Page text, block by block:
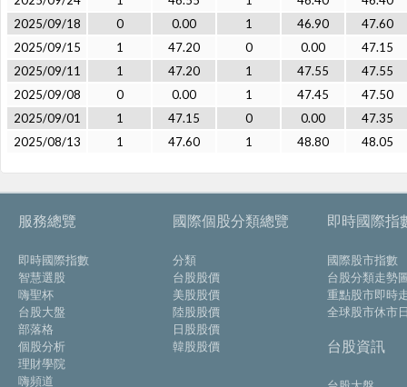
2025/09/18
0 0.00 1 46.90
47.60
2025/09/15
1 47.20 0 0.00
47.15
2025/09/11
1 47.20 1 47.55
47.55
2025/09/08
0 0.00 1 47.45
47.50
2025/09/01
1 47.15 0 0.00
47.35
2025/08/13
1 47.60 1 48.80 48.05
服務總覽
即時國際指數
智慧選股
嗨聖杯
台股大盤
部落格
個股分析
理財學院
嗨頻道
國際個股分類總覽
分類
台股股價
美股股價
陸股股價
日股股價
韓股股價
即時國際指
國際股市指數
台股分類走勢
重點股市即時
全球股市休市
台股資訊